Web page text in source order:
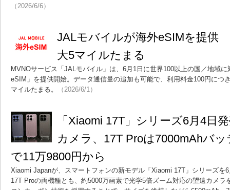
（2026/6/6）
JALモバイルが海外eSIMを提供
大5マイルたまる
MVNOサービス「JALモバイル」は、6月1日に世界100以上の国／地域
eSIM」を提供開始。データ通信量の追加も可能で、利用料金100円につ
マイルたまる。
（2026/6/1）
「Xiaomi 17T」シリーズ6月4日
カメラ、17T Proは7000mAhバ
で11万9800円から
Xiaomi Japanが、スマートフォンの新モデル「Xiaomi 17T」シリーズを
17T Proの両機種とも、約5000万画素で光学5倍ズーム対応の望遠カメラ